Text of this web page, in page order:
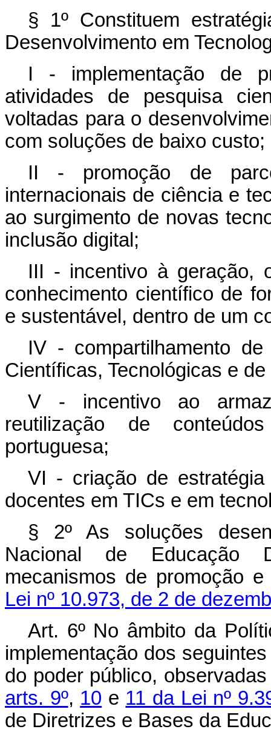
§ 1º Constituem
Desenvolvimento em
I - implementação de
atividades de pesquisa
voltadas para o
com soluções de baixo custo;
II - promoção de
internacionais de ciência e
ao surgimento de novas
inclusão digital;
III - incentivo à geração,
conhecimento científico de
e sustentável, dentro de um
IV - compartilhamento
Científicas, Tecnológicas e
V - incentivo ao
reutilização de
portuguesa;
VI - criação de
docentes em TICs e em
§ 2º As soluções
Nacional de Educação
mecanismos de promoção
Lei nº 10.973, de 2 de
Art. 6º No âmbito da
implementação dos
do poder público,
arts. 9º, 10 e 11 da Lei nº
de Diretrizes e Bases da